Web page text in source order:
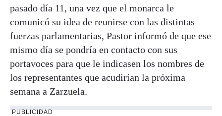
pasado día 11, una vez que el monarca le
comunicó su idea de reunirse con las distintas
fuerzas parlamentarias, Pastor informó de que ese
mismo día se pondría en contacto con sus
portavoces para que le indicasen los nombres de
los representantes que acudirían la próxima
semana a Zarzuela.
PUBLICIDAD